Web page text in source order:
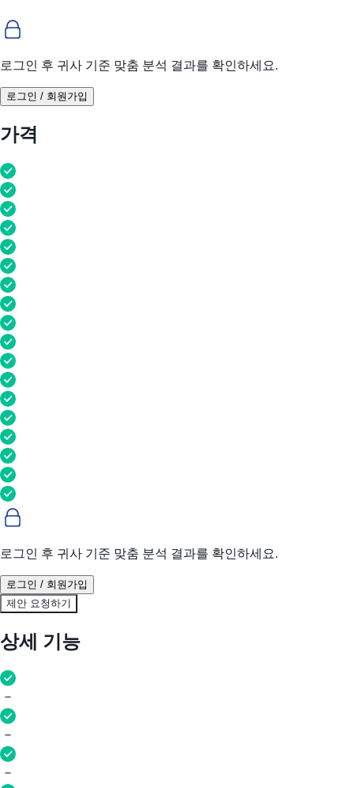
로그인 후 귀사 기준 맞춤 분석 결과를 확인하세요.
로그인 / 회원가입
가격
로그인 후 귀사 기준 맞춤 분석 결과를 확인하세요.
로그인 / 회원가입
제안 요청하기
상세 기능